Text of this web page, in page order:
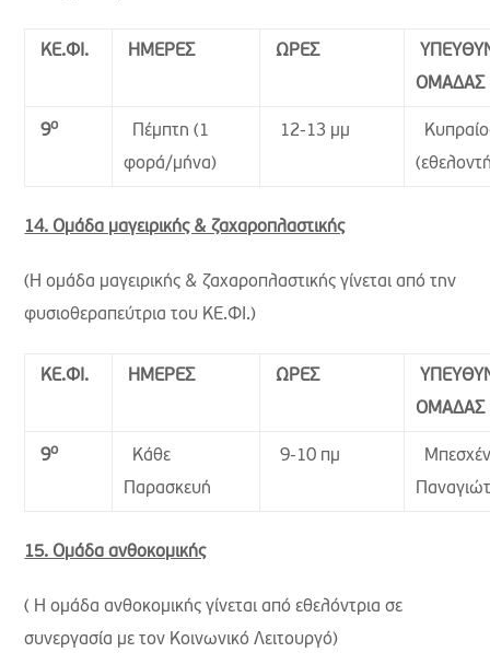
ΚΕ.ΦΙ. ΗΜΕΡΕΣ ΩΡΕΣ
ΟΜΑΔΑΣ
9ο
Πέμπτη (1
φορά/μήνα)
12-13 μμ
14. Ομάδα μαγειρικής & ζαχαροπλαστικής
(Η ομάδα μαγειρικής & ζαχαροπλαστικής γίνεται από την
φυσιοθεραπεύτρια του ΚΕ.ΦΙ.)
ΚΕ.ΦΙ. ΗΜΕΡΕΣ ΩΡΕΣ
ΟΜΑΔΑΣ
9ο
Κάθε
Παρασκευή
9-10 πμ
15. Ομάδα ανθοκομικής
( Η ομάδα ανθοκομικής γίνεται από εθελόντρια σε
συνεργασία με τον Κοινωνικό Λειτουργό)